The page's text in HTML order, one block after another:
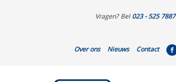
Vragen? Bel 023 - 525 7887
Over ons Nieuws Contact